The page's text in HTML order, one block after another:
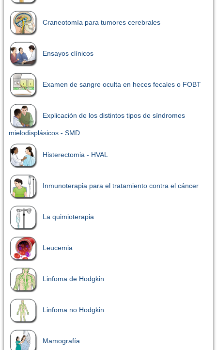
Craneotomía para tumores cerebrales
Ensayos clínicos
Examen de sangre oculta en heces fecales o FOBT
Explicación de los distintos tipos de síndromes
mielodisplásicos - SMD
Histerectomia - HVAL
Inmunoterapia para el tratamiento contra el cáncer
La quimioterapia
Leucemia
Linfoma de Hodgkin
Linfoma no Hodgkin
Mamografía